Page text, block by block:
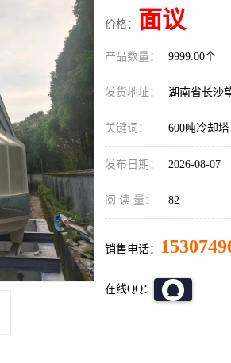
价格： 面议
产品数量： 9999.00个
发货地址： 湖南省长沙
关键词： 600吨冷却塔
发布日期： 2026-08-07
阅 读 量： 82
销售电话：
在线QQ：